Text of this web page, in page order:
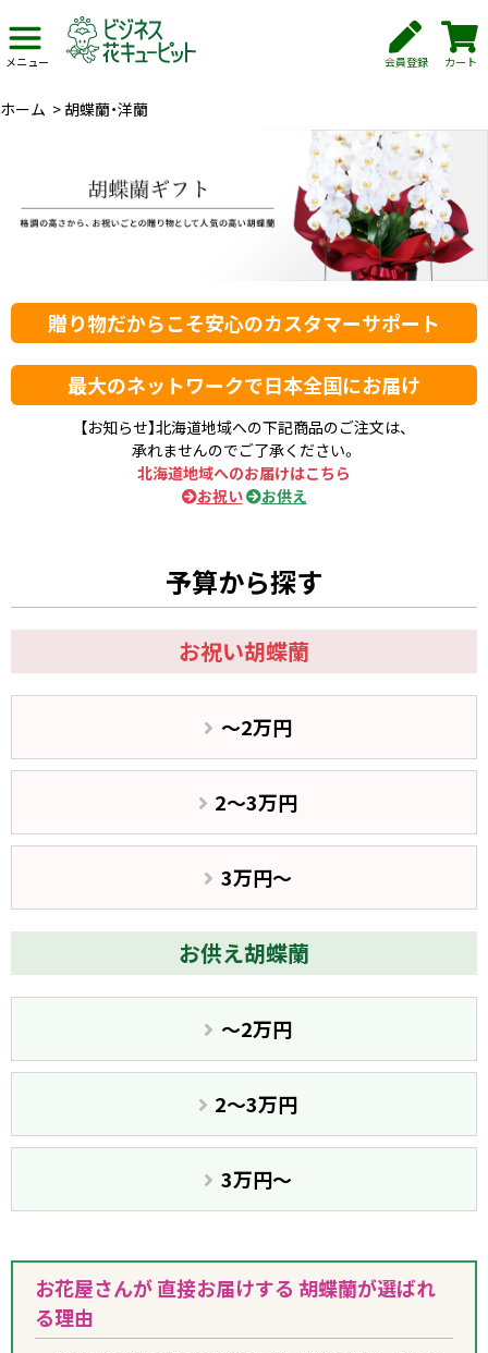
メニュー 会員登録 カート
ホーム >胡蝶蘭・洋蘭
贈り物だからこそ安心のカスタマーサポート
最大のネットワークで日本全国にお届け
【お知らせ】北海道地域への下記商品のご注文は、
承れませんのでご了承ください。
北海道地域へのお届けはこちら
お祝い
お供え
予算から探す
お祝い胡蝶蘭
〜2万円
2〜3万円
3万円〜
お供え胡蝶蘭
〜2万円
2〜3万円
3万円〜
お花屋さんが 直接お届けする 胡蝶蘭が選ばれ
る理由